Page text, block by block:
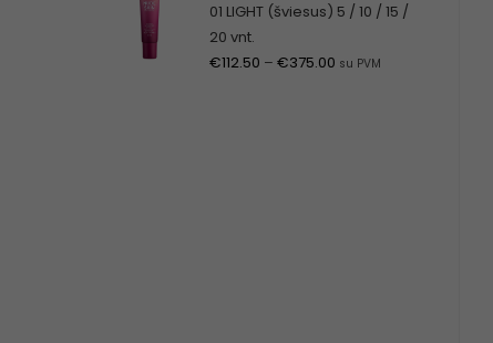
01 LIGHT (šviesus) 5 / 10 / 15 /
20 vnt.
€112.50 – €375.00 su PVM